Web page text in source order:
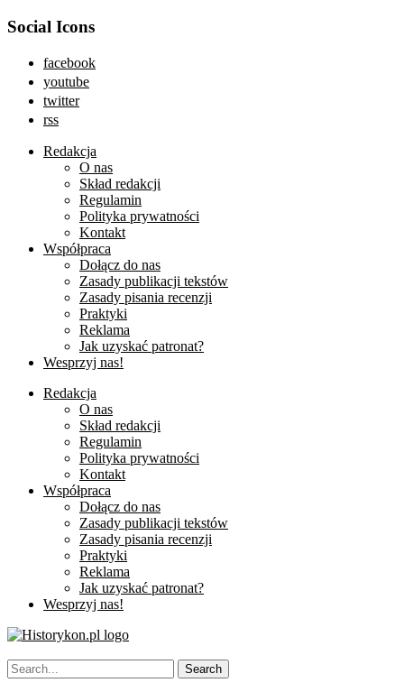
Social Icons
facebook
youtube
twitter
rss
Redakcja
O nas
Skład redakcji
Regulamin
Polityka prywatności
Kontakt
Współpraca
Dołącz do nas
Zasady publikacji tekstów
Zasady pisania recenzji
Praktyki
Reklama
Jak uzyskać patronat?
Wesprzyj nas!
Redakcja
O nas
Skład redakcji
Regulamin
Polityka prywatności
Kontakt
Współpraca
Dołącz do nas
Zasady publikacji tekstów
Zasady pisania recenzji
Praktyki
Reklama
Jak uzyskać patronat?
Wesprzyj nas!